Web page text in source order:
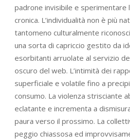
padrone invisibile e sperimentare
cronica. L’individualità non è più
tantomeno culturalmente
una sorta di capriccio gestito da
esorbitanti arruolate al servizio
oscuro del web. L’intimità dei
superficiale e volatile fino a
consumo. La violenza strisciante
eclatante e incrementa a
paura verso il prossimo. La
peggio chiassosa ed